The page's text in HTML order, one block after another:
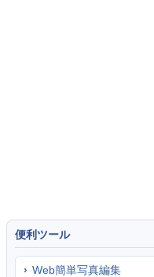
便利ツール
Web簡単写真編集